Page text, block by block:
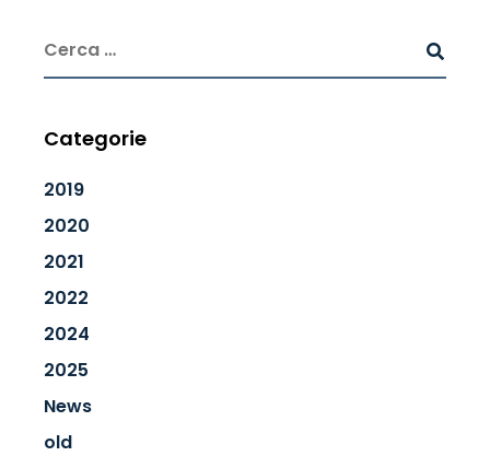
Categorie
2019
2020
2021
2022
2024
2025
News
old